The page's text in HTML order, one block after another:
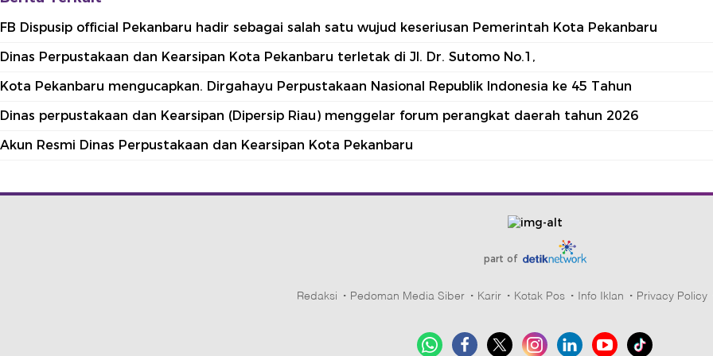
FB Dispusip official Pekanbaru hadir sebagai salah satu wujud keseriusan Pemerintah Kota Pekanbaru
Dinas Perpustakaan dan Kearsipan Kota Pekanbaru terletak di Jl. Dr. Sutomo No.1,
Kota Pekanbaru mengucapkan. Dirgahayu Perpustakaan Nasional Republik Indonesia ke 45 Tahun
Dinas perpustakaan dan Kearsipan (Dipersip Riau) menggelar forum perangkat daerah tahun 2026
Akun Resmi Dinas Perpustakaan dan Kearsipan Kota Pekanbaru
part of
Redaksi Pedoman Media Siber Karir Kotak Pos Info Iklan Privacy Policy